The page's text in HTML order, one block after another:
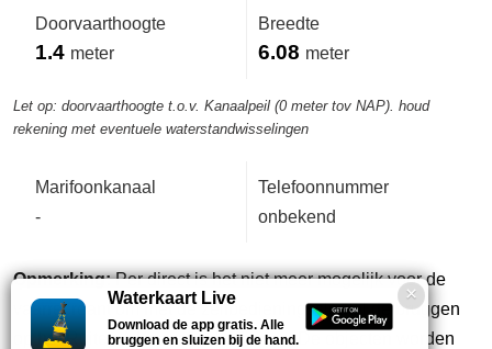
Doorvaarthoogte
1.4 meter
Breedte
6.08 meter
Let op: doorvaarthoogte t.o.v. Kanaalpeil (0 meter tov NAP). houd
rekening met eventuele waterstandwisselingen
Marifoonkanaal
-
Telefoonnummer
onbekend
Opmerking:Per direct is het niet meer mogelijk voor de
vaarrecreant om met de zelfbedieningssleutel de bruggen
op het Ruiten A Kanaal te bedienen. De objecten worden
Waterkaart Live
Download de app gratis. Alle
bruggen en sluizen bij de hand.